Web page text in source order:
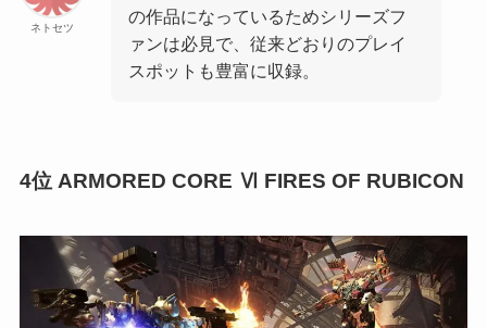
ネトセツ
の作品になっているためシリーズフ
ァンは必見で、従来どおりのプレイ
スポットも豊富に収録。
4位 ARMORED CORE Ⅵ FIRES OF RUBICON